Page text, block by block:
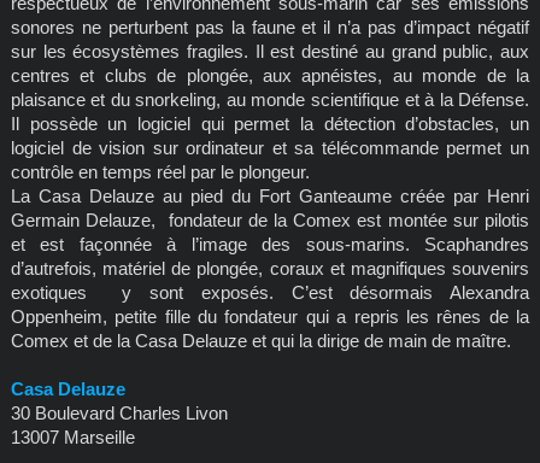
sonores ne perturbent pas la faune et il n’a pas d’impact négatif
sur les écosystèmes fragiles. Il est destiné au grand public, aux
centres et clubs de plongée, aux apnéistes, au monde de la
plaisance et du snorkeling, au monde scientifique et à la Défense.
Il possède un logiciel qui permet la détection d’obstacles, un
logiciel de vision sur ordinateur et sa télécommande permet un
contrôle en temps réel par le plongeur.
La Casa Delauze au pied du Fort Ganteaume créée par Henri
Germain Delauze, fondateur de la Comex est montée sur pilotis
et est façonnée à l’image des sous-marins. Scaphandres
d’autrefois, matériel de plongée, coraux et magnifiques souvenirs
exotiques y sont exposés. C’est désormais Alexandra
Oppenheim, petite fille du fondateur qui a repris les rênes de la
Comex et de la Casa Delauze et qui la dirige de main de maître.
Casa Delauze
30 Boulevard Charles Livon
13007 Marseille